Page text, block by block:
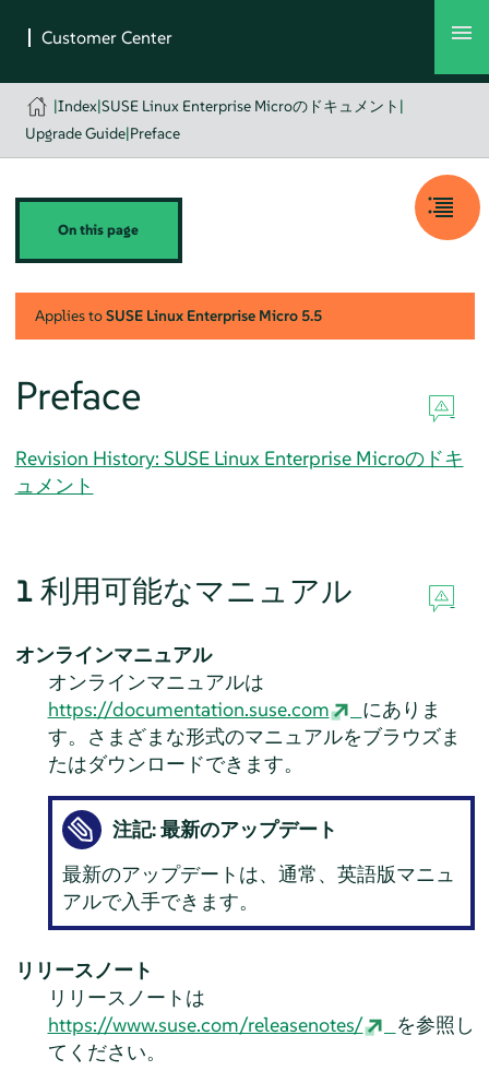
|Index|SUSE Linux Enterprise Microのドキュメント |
Upgrade Guide|Preface
On this page
Applies toSUSE Linux Enterprise Micro 5.5
Preface
Revision History: SUSE Linux Enterprise Microのドキ
ュメント
1 利用可能なマニュアル
オンラインマニュアル
オンラインマニュアルは
https://documentation.suse.com
にありま
す。さまざまな形式のマニュアルをブラウズま
たはダウンロードできます。
注記: 最新のアップデート
最新のアップデートは、通常、英語版マニュ
アルで入手できます。
リリースノート
リリースノートは
https://www.suse.com/releasenotes/
を参照し
てください。